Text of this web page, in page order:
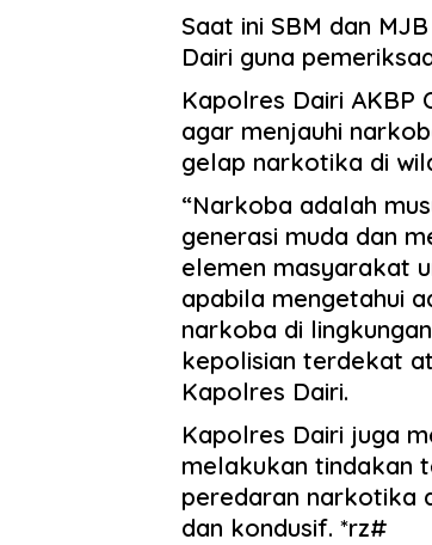
Saat ini SBM dan
Dairi guna
Kapolres Dairi AKBP
agar menjauhi
gelap narkotika di
“Narkoba adalah
generasi muda dan
elemen masyarakat
apabila mengetahui
narkoba di
kepolisian terdekat
Kapolres Dairi.
Kapolres Dairi juga
melakukan tindakan
peredaran narkotika
dan kondusif. *rz#